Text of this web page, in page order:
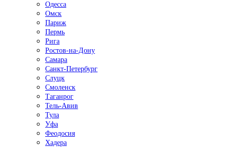
Одесса
Омск
Париж
Пермь
Рига
Ростов-на-Дону
Самара
Санкт-Петербург
Слуцк
Смоленск
Таганрог
Тель-Авив
Тула
Уфа
Феодосия
Хадера